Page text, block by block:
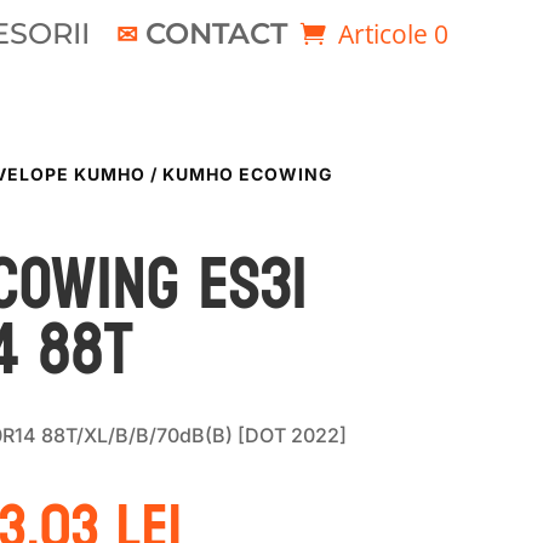
CONTACT Articole 0
KUMHO / KUMHO ECOWING
ES31
88T
88T/XL/B/B/70dB(B) [DOT 2022]